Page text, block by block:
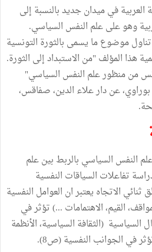
في ميدان جديد بالنسبة إلى
وهو على علم النفس السياسي.
موضوع ما يسمى بالثورة التونسية
هذا المؤلف "من الاستبداد إلى الثورة.
من منظور علم النفس السياسي"
عن دار علاء الدين، صفاقس،
النفس السياسي بالربط بين علم
تفاعلات السياقات النفسية
الاتجاه يعتبر ان العوامل النفسية
القيم، الاهتمامات ...) تؤثر في
السياسية (الثقافة السياسية، الأنظمة
في الجوانب النفسية (ص8).